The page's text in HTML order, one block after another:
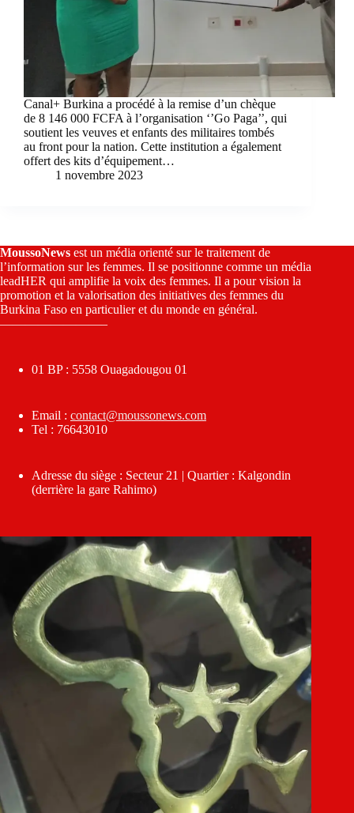
Canal+ Burkina a procédé à la remise d’un chèque
de 8 146 000 FCFA à l’organisation ‘’Go Paga’’, qui
soutient les veuves et enfants des militaires tombés
au front pour la nation. Cette institution a également
offert des kits d’équipement…
1 novembre 2023
MoussoNews est un média orienté sur le traitement de
l’information sur les femmes. Il se positionne comme un média
leadHER qui amplifie la voix des femmes. Il a pour vision la
promotion et la valorisation des initiatives des femmes du
Burkina Faso en particulier et du monde en général.
————————–
01 BP : 5558 Ouagadougou 01
Email : contact@moussonews.com
Tel : 76643010
Adresse du siège : Secteur 21 | Quartier : Kalgondin
(derrière la gare Rahimo)